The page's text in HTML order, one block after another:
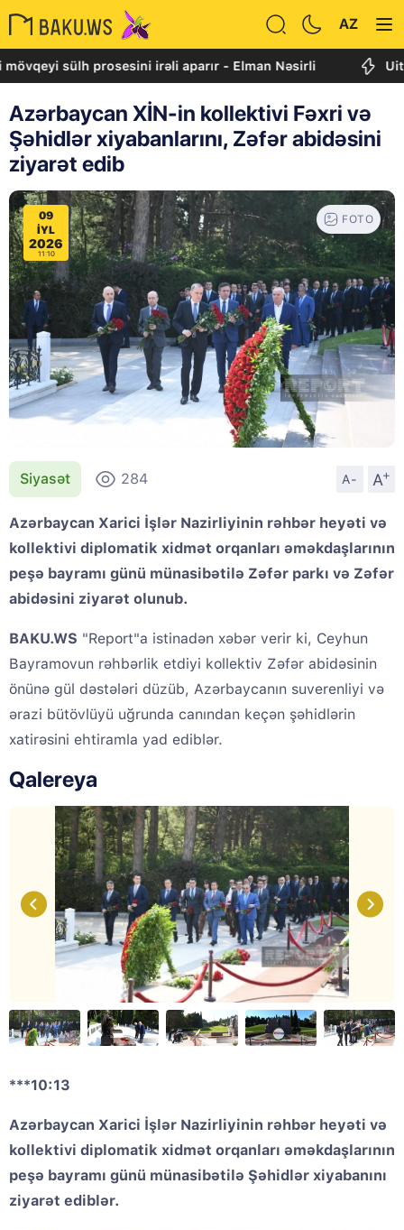
AZ
sülh prosesini irəli aparır - Elman Nəsirli Uitkoff:
Azərbaycan XİN-in kollektivi Fəxri və
Şəhidlər xiyabanlarını, Zəfər abidəsini
ziyarət edib
09
IYL
2026
11:10
FOTO
Siyasət 284 A- A
+
Azərbaycan Xarici İşlər Nazirliyinin rəhbər heyəti və
kollektivi diplomatik xidmət orqanları əməkdaşlarının
peşə bayramı günü münasibətilə Zəfər parkı və Zəfər
abidəsini ziyarət olunub.
BAKU.WS "Report"a istinadən xəbər verir ki, Ceyhun
Bayramovun rəhbərlik etdiyi kollektiv Zəfər abidəsinin
önünə gül dəstələri düzüb, Azərbaycanın suverenliyi və
ərazi bütövlüyü uğrunda canından keçən şəhidlərin
xatirəsini ehtiramla yad ediblər.
Qalereya
***10:13
Azərbaycan Xarici İşlər Nazirliyinin rəhbər heyəti və
kollektivi diplomatik xidmət orqanları əməkdaşlarının
peşə bayramı günü münasibətilə Şəhidlər xiyabanını
ziyarət ediblər.